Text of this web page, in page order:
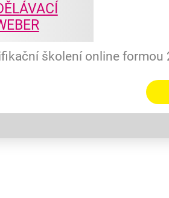
školení online formou